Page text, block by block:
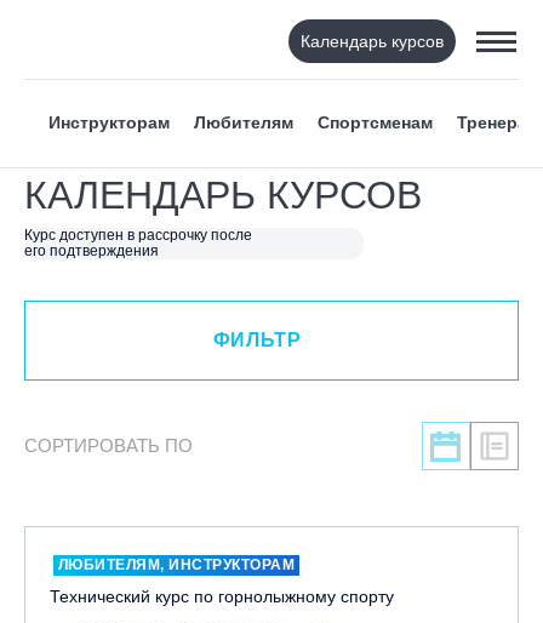
Календарь курсов
Инструкторам Любителям Спортсменам Тренерам
КАЛЕНДАРЬ КУРСОВ
Курс доступен в рассрочку после
его подтверждения
ФИЛЬТР
ВИД СПОРТА
Я ХОЧУ
КАТЕГОРИЯ
Тренерам
ФИЛЬТР
СОРТИРОВАТЬ ПО
ЛЮБИТЕЛЯМ, ИНСТРУКТОРАМ
Технический курс по горнолыжному спорту